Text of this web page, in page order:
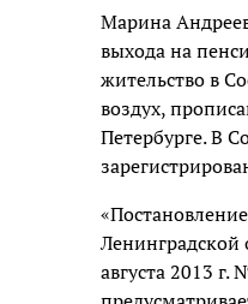
Марина
выхода на
жительство в
воздух,
Петербурге. В
Ленинградской
августа 2013 г.